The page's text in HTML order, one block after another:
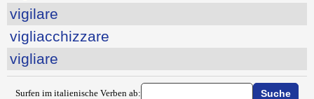
vigilare
vigliacchizzare
vigliare
Surfen im italienische Verben ab: